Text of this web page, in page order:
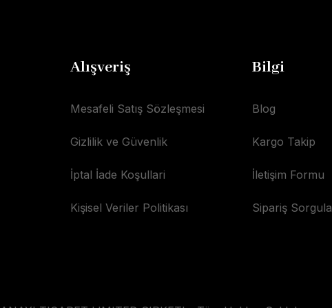
Alışveriş
Mesafeli Satış Sözleşmesi
Gizlilik ve Güvenlik
İptal İade Koşullari
Kişisel Veriler Politikası
Bilgi
Blog
Kargo Takip
İletişim Formu
Sipariş Sorgula